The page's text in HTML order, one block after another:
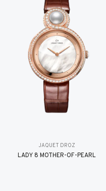
JAQUET DROZ
LADY 8 MOTHER-OF-PEARL